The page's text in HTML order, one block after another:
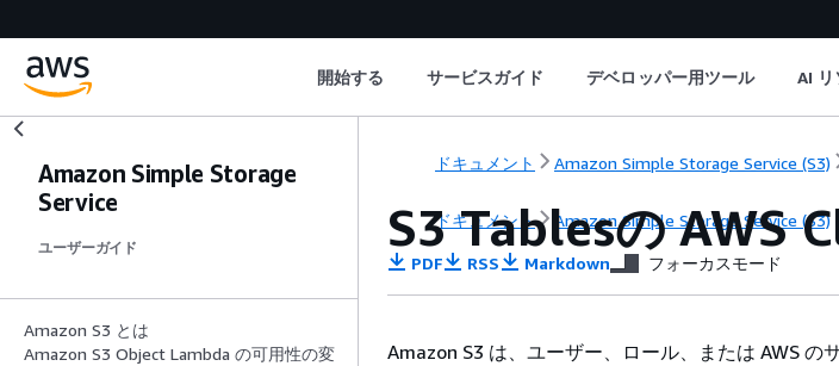
開始する サービスガイド デベロッパー用ツール AI リ
Amazon Simple Storage
Service
ユーザーガイド
Amazon S3 とは
Amazon S3 Object Lambda の可用性の変
ドキュメント Amazon Simple Storage Service (S3)
ドキュメント Amazon Simple Storage Service (S3)
S3 Tablesの AWS
PDF RSS Markdown フォーカスモード
Amazon S3 は、ユーザー、ロール、または AWS の